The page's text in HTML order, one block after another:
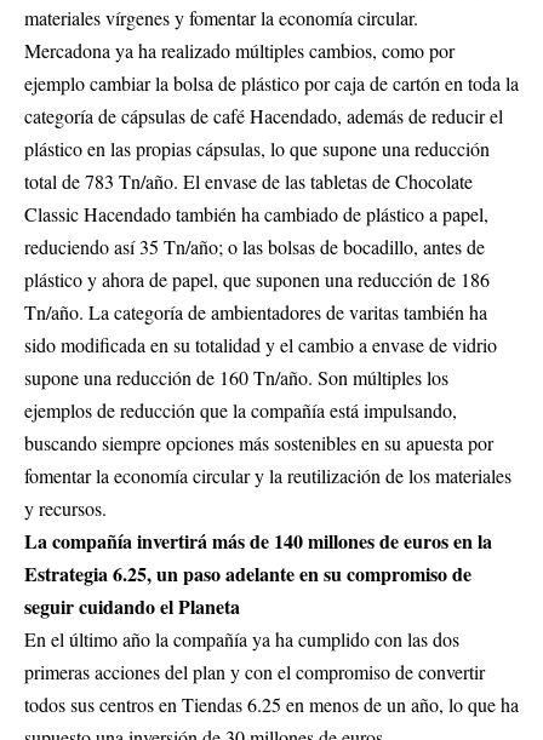
materiales vírgenes y fomentar la economía circular.
Mercadona ya ha realizado múltiples cambios, como por
ejemplo cambiar la bolsa de plástico por caja de cartón en toda la
categoría de cápsulas de café Hacendado, además de reducir el
plástico en las propias cápsulas, lo que supone una reducción
total de 783 Tn/año. El envase de las tabletas de Chocolate
Classic Hacendado también ha cambiado de plástico a papel,
reduciendo así 35 Tn/año; o las bolsas de bocadillo, antes de
plástico y ahora de papel, que suponen una reducción de 186
Tn/año. La categoría de ambientadores de varitas también ha
sido modificada en su totalidad y el cambio a envase de vidrio
supone una reducción de 160 Tn/año. Son múltiples los
ejemplos de reducción que la compañía está impulsando,
buscando siempre opciones más sostenibles en su apuesta por
fomentar la economía circular y la reutilización de los materiales
y recursos.
La compañía invertirá más de 140 millones de euros en la
Estrategia 6.25, un paso adelante en su compromiso de
seguir cuidando el Planeta
En el último año la compañía ya ha cumplido con las dos
primeras acciones del plan y con el compromiso de convertir
todos sus centros en Tiendas 6.25 en menos de un año, lo que ha